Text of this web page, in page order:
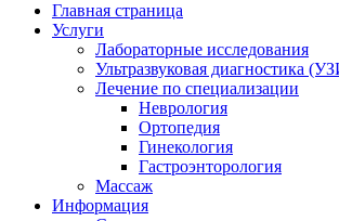
Главная страница
Услуги
Лабораторные исследования
Ультразвуковая диагностика
Лечение по специализации
Неврология
Ортопедия
Гинекология
Гастроэнторология
Массаж
Информация